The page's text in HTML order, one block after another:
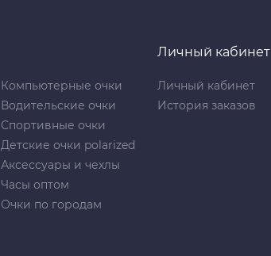
Компьютерные очки
Водительские очки
Спортивные очки
Детские очки polarized
Аксессуары и чехлы
Часы оптом
Очки по городам
Личный кабинет
Личный кабинет
История заказов